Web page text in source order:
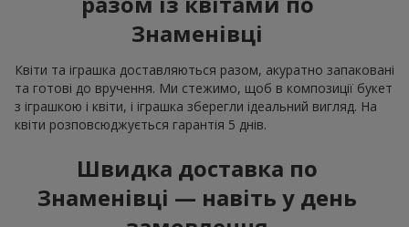
Знаменівці
Квіти та іграшка доставляються разом, акуратно запаковані
та готові до вручення. Ми стежимо, щоб в композиції букет
з іграшкою і квіти, і іграшка зберегли ідеальний вигляд. На
квіти розповсюджується гарантія 5 днів.
Швидка доставка по
Знаменівці — навіть у день